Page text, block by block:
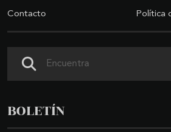
Contacto Política
BOLETÍN